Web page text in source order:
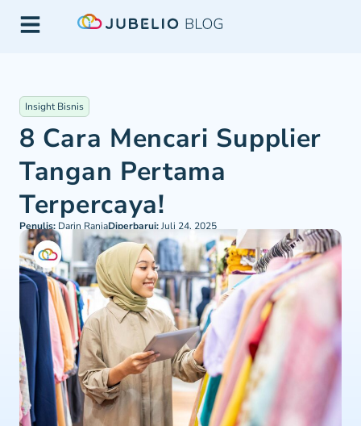
Insight Bisnis
8 Cara Mencari Supplier
Tangan Pertama
Terpercaya!
Penulis: Darin RaniaDiperbarui:Juli 24, 2025